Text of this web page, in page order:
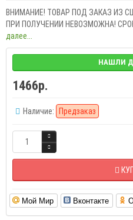
Краткое описание
ВНИМАНИЕ! ТОВАР ПОД ЗАКАЗ ИЗ
ПРИ ПОЛУЧЕНИИ НЕВОЗМОЖНА!
1466р.